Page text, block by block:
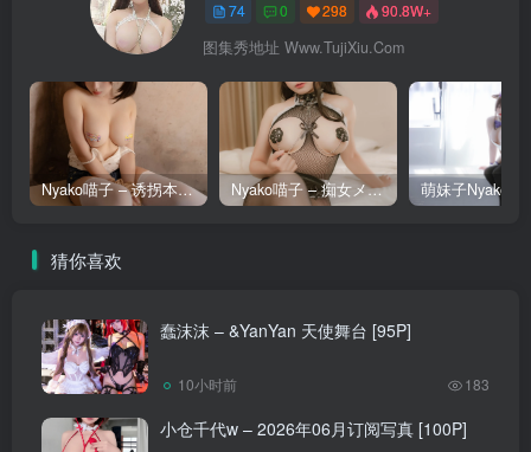
74 0 298 90.8W+
图集秀地址 Www.TujiXiu.Com
Nyako喵子 – 诱拐本 [141P] Nyako喵子 – 痴女メイド [110P]
猜你喜欢
蠢沫沫 – &YanYan 天使舞台 [95P]
10小时前 183
小仓千代w – 2026年06月订阅写真 [100P]